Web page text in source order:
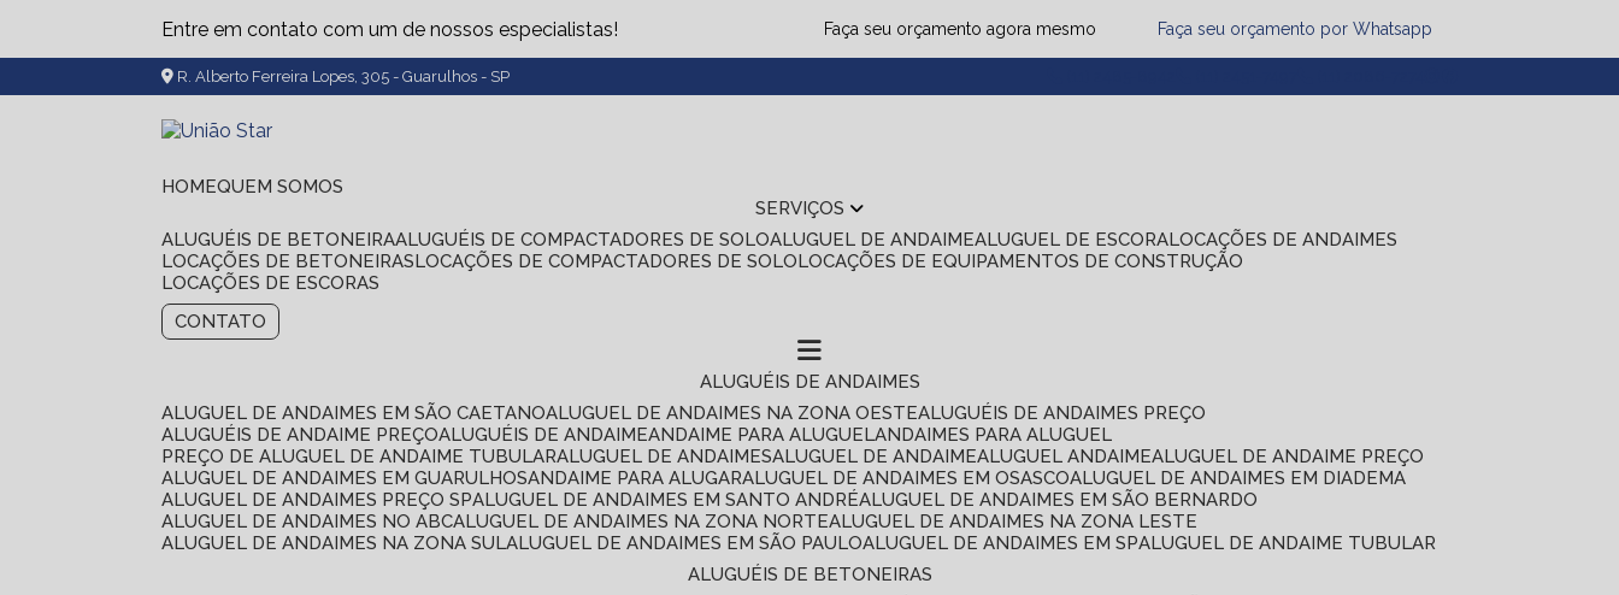
Entre em contato com um de nossos especialistas! Faça seu orçamento agora mesmo Faça seu orçamento por Whatsapp
R. Alberto Ferreira Lopes, 305 - Guarulhos - SP
HOME
QUEM SOMOS
SERVIÇOS
ALUGUÉIS DE BETONEIRA ALUGUÉIS DE COMPACTADORES DE SOLO ALUGUEL DE ANDAIME ALUGUEL DE ESCORA LOCAÇÕES DE ANDAIMES
LOCAÇÕES DE BETONEIRAS LOCAÇÕES DE COMPACTADORES DE SOLO LOCAÇÕES DE EQUIPAMENTOS DE CONSTRUÇÃO
LOCAÇÕES DE ESCORAS
CONTATO
ALUGUÉIS DE ANDAIMES
ALUGUEL DE ANDAIMES EM SÃO CAETANO ALUGUEL DE ANDAIMES NA ZONA OESTE ALUGUÉIS DE ANDAIMES PREÇO
ALUGUÉIS DE ANDAIME PREÇO ALUGUÉIS DE ANDAIME ANDAIME PARA ALUGUEL ANDAIMES PARA ALUGUEL
PREÇO DE ALUGUEL DE ANDAIME TUBULAR ALUGUEL DE ANDAIMES ALUGUEL DE ANDAIME ALUGUEL ANDAIME ALUGUEL DE ANDAIME PREÇO
ALUGUEL DE ANDAIMES EM GUARULHOS ANDAIME PARA ALUGAR ALUGUEL DE ANDAIMES EM OSASCO ALUGUEL DE ANDAIMES EM DIADEMA
ALUGUEL DE ANDAIMES PREÇO SP ALUGUEL DE ANDAIMES EM SANTO ANDRÉ ALUGUEL DE ANDAIMES EM SÃO BERNARDO
ALUGUEL DE ANDAIMES NO ABC ALUGUEL DE ANDAIMES NA ZONA NORTE ALUGUEL DE ANDAIMES NA ZONA LESTE
ALUGUEL DE ANDAIMES NA ZONA SUL ALUGUEL DE ANDAIMES EM SÃO PAULO ALUGUEL DE ANDAIMES EM SP ALUGUEL DE ANDAIME TUBULAR
ALUGUÉIS DE BETONEIRAS